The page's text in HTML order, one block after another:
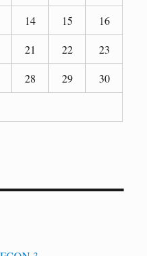
14 15
16
21 22
23
28 29
30